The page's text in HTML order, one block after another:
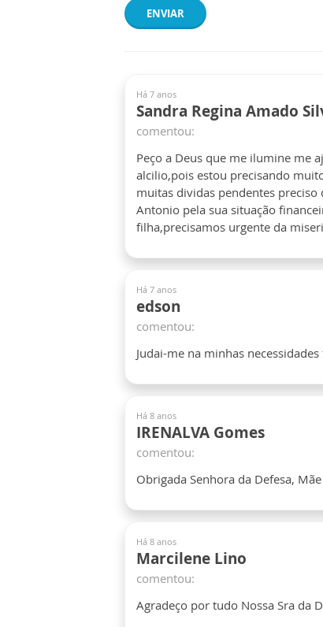
ENVIAR
Há 7 anos
Sandra Regina Amado
comentou:
Peço a Deus que me ilumine me
alcilio,pois estou precisando
muitas dividas pendentes
Antonio pela sua situação
filha,precisamos urgente da
Há 7 anos
edson
comentou:
Judai-me na minhas
Há 8 anos
IRENALVA Gomes
comentou:
Obrigada Senhora da Defesa,
Há 8 anos
Marcilene Lino
comentou:
Agradeço por tudo Nossa Sra da